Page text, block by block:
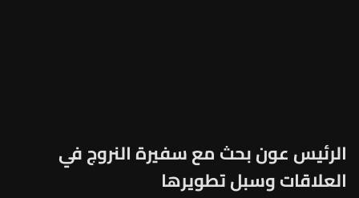
الرئيس عون بحث مع سفيرة النروج في
العلاقات وسبل تطويرها